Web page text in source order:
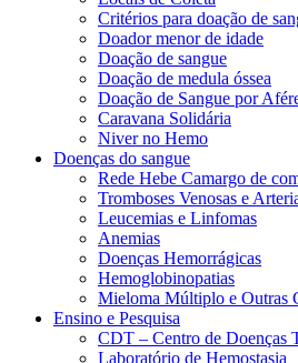
Critérios para doação de
Doador menor de idade
Doação de sangue
Doação de medula óssea
Doação de Sangue por
Caravana Solidária
Niver no Hemo
Doenças do sangue
Rede Hebe Camargo de
Tromboses Venosas e
Leucemias e Linfomas
Anemias
Doenças Hemorrágicas
Hemoglobinopatias
Mieloma Múltiplo e Outras
Ensino e Pesquisa
CDT – Centro de Doenças
Laboratório de Hemostasia